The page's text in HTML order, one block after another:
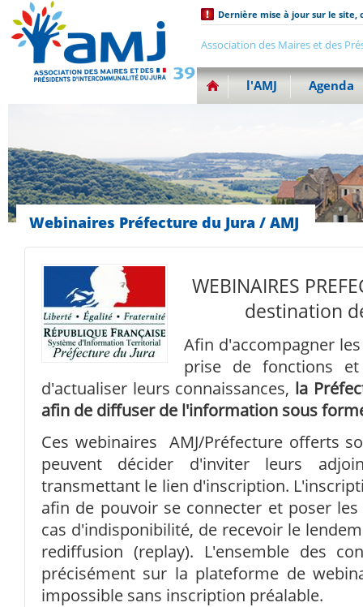
Dernière mise à jour sur le site,
Association des Maires et des
l'AMJ Agenda
Webinaires Préfecture du Jura / AMJ
WEBINAIRES
destination
Afin d'accompagner
prise de fonctions
d'actualiser leurs connaissances, la
afin de diffuser de l'information sous
Ces webinaires AMJ/Préfecture offerts
peuvent décider d'inviter leurs
transmettant le lien d'inscription.
afin de pouvoir se connecter et poser
cas d'indisponibilité, de recevoir le
rediffusion (replay). L'ensemble des
précisément sur la plateforme de
impossible sans inscription préalable.